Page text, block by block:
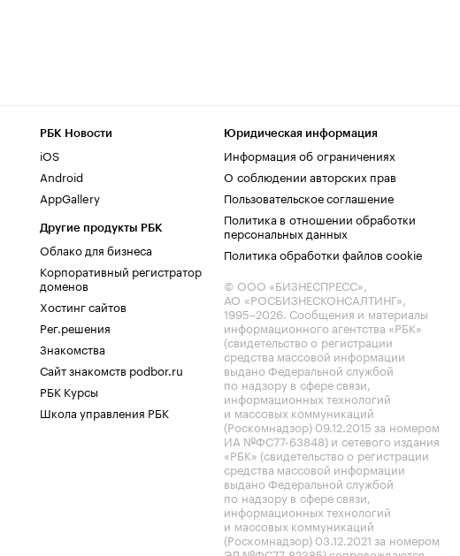
РБК Новости
iOS
Android
AppGallery
Другие продукты РБК
Облако для бизнеса
Корпоративный регистратор
доменов
Хостинг сайтов
Рег.решения
Знакомства
Сайт знакомств podbor.ru
РБК Курсы
Школа управления РБК
Юридическая информация
Информация об ограничениях
О соблюдении авторских прав
Пользовательское соглашение
Политика в отношении обработки
персональных данных
Политика обработки файлов cookie
© ООО «БИЗНЕСПРЕСС»,
АО «РОСБИЗНЕСКОНСАЛТИНГ»,
1995–2026. Сообщения и материалы
информационного агентства «РБК»
(свидетельство о регистрации
средства массовой информации
выдано Федеральной службой
по надзору в сфере связи,
информационных технологий
и массовых коммуникаций
(Роскомнадзор) 09.12.2015 за номером
ИА №ФС77-63848) и сетевого издания
«РБК» (свидетельство о регистрации
средства массовой информации
выдано Федеральной службой
по надзору в сфере связи,
информационных технологий
и массовых коммуникаций
(Роскомнадзор) 03.12.2021 за номером